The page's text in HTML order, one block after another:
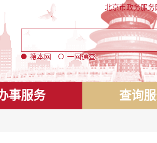
北京市政务服务
搜本网 一网通查
事服务 查询